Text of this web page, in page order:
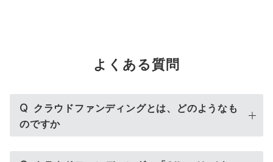
よくある質問
Q クラウドファンディングとは、どのようなも
のですか